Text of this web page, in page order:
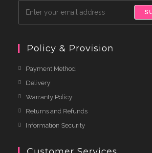
Policy & Provision
Payment Method
Delivery
Warranty Policy
Returns and Refunds
Information Security